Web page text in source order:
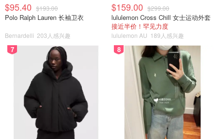
$95.40 $193.00
Polo Ralph Lauren 长袖卫衣
Bernardelli 203人感兴趣
$159.00 $299.00
lululemon Cross Chill 女士运动外套
接近半价！罕见力度
lululemon AU 189人感兴趣
7 8